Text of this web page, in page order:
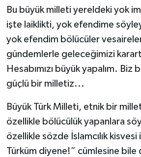
Bu büyük milleti yereldeki yok
işte laiklikti, yok efendime
yok efendim bölücüler
gündemlerle geleceğimizi
Hesabımızı büyük yapalım.
güçlü bir milletiz...
Büyük Türk Milleti, etnik bir
özellikle bölücülük yapanlara
özellikle sözde İslamcılık
Türküm diyene!” cümlesine bile